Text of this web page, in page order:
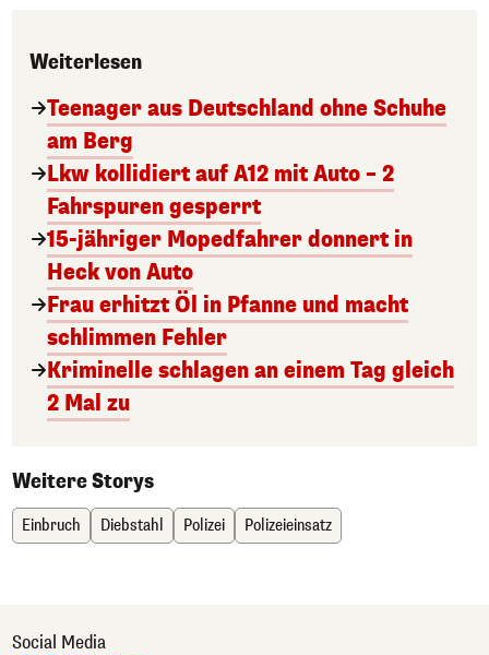
Weiterlesen
Teenager aus Deutschland ohne Schuhe
am Berg
Lkw kollidiert auf A12 mit Auto – 2
Fahrspuren gesperrt
15-jähriger Mopedfahrer donnert in
Heck von Auto
Frau erhitzt Öl in Pfanne und macht
schlimmen Fehler
Kriminelle schlagen an einem Tag gleich
2 Mal zu
Weitere Storys
Einbruch Diebstahl Polizei Polizeieinsatz
Social Media